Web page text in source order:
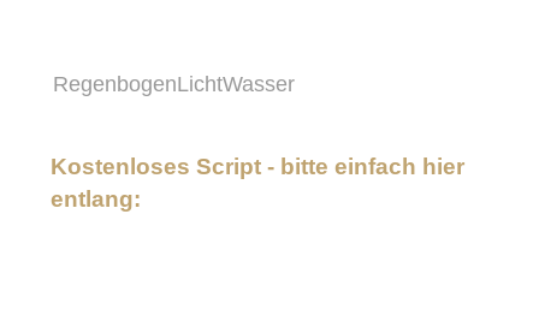
RegenbogenLichtWasser
Kostenloses Script - bitte einfach hier
entlang: